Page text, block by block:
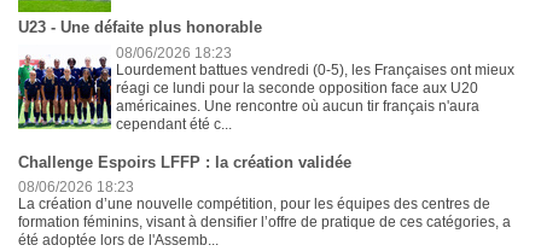
U23 - Une défaite plus honorable
08/06/2026 18:23
Lourdement battues vendredi (0-5), les Françaises ont mieux
réagi ce lundi pour la seconde opposition face aux U20
américaines. Une rencontre où aucun tir français n'aura
cependant été c...
Challenge Espoirs LFFP : la création validée
08/06/2026 18:23
La création d’une nouvelle compétition, pour les équipes des centres de
formation féminins, visant à densifier l’offre de pratique de ces catégories, a
été adoptée lors de l'Assemb...